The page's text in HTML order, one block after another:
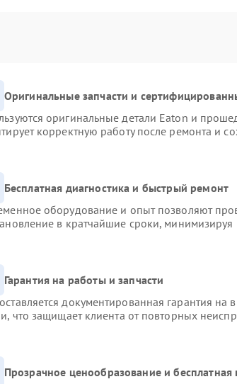
Оригинальные запчасти и
оригинальные детали Eaton и
корректную работу после ремонта и
Бесплатная диагностика и быстрый ремонт
оборудование и опыт позволяют
в кратчайшие сроки, минимизируя
Гарантия на работы и запчасти
документированная гарантия
что защищает клиента от повторных
Прозрачное ценообразование и бесплатная